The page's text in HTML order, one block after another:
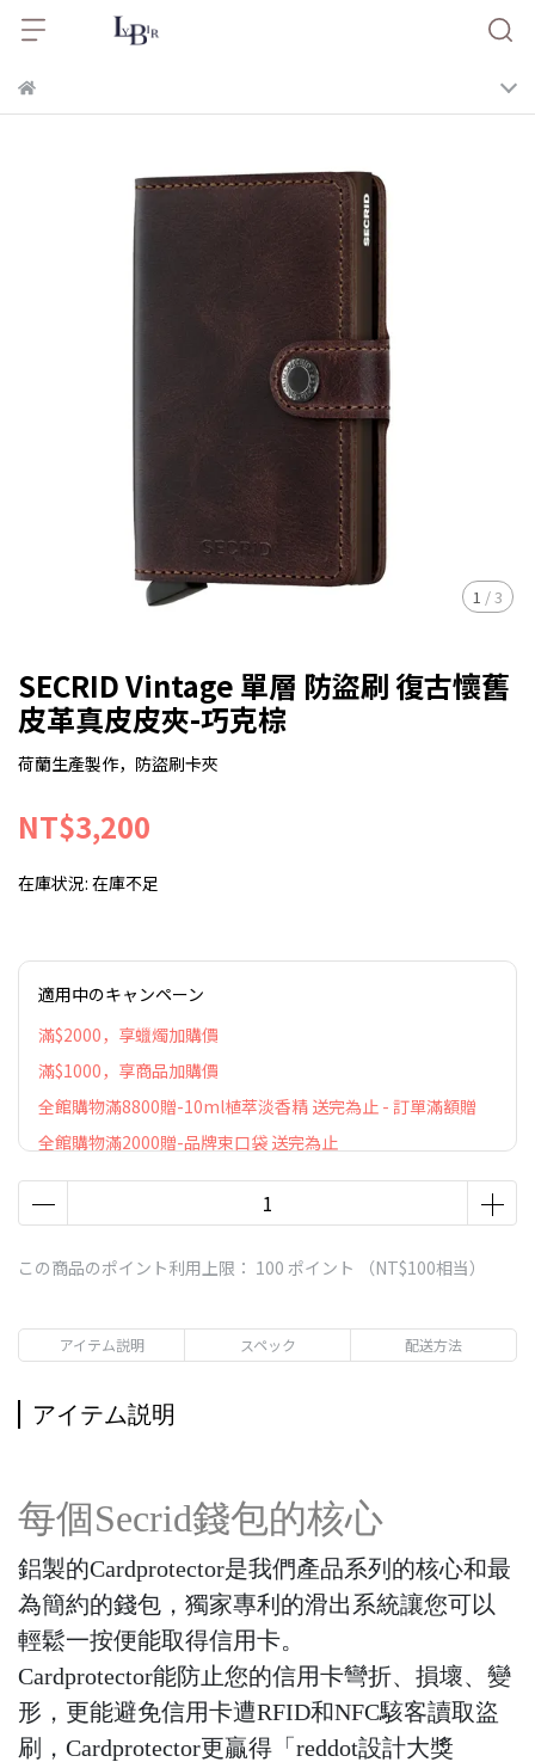
1 /3
SECRID Vintage 單層 防盜刷 復古懷舊
皮革真皮皮夾-巧克棕
荷蘭生產製作，防盜刷卡夾
NT$3,200
在庫状況: 在庫不足
適用中のキャンペーン
滿$2000，享蠟燭加購價
滿$1000，享商品加購價
全館購物滿8800贈-10ml植萃淡香精 送完為止 - 訂單滿額贈
全館購物滿2000贈-品牌束口袋 送完為止
この商品のポイント利用上限： 100 ポイント （NT$100相当）
アイテム説明 スペック 配送方法
アイテム説明
每個Secrid錢包的核心
鋁製的Cardprotector是我們產品系列的核心和最
為簡約的錢包，獨家專利的滑出系統讓您可以
輕鬆一按便能取得信用卡。
Cardprotector能防止您的信用卡彎折、損壞、變
形，更能避免信用卡遭RFID和NFC駭客讀取盜
刷，Cardprotector更贏得「reddot設計大獎